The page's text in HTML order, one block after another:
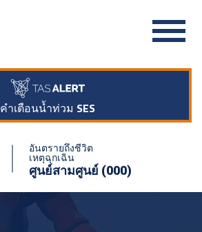
คำเตือนน้ำท่วม SES
อันตรายถึงชีวิต
เหตุฉุกเฉิน
ศูนย์สามศูนย์ (000)